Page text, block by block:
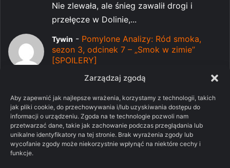
Zarządzaj zgodą
Aby zapewnić jak najlepsze wrażenia, korzystamy z technologii, takich
jak pliki cookie, do przechowywania i/lub uzyskiwania dostępu do
informacji o urządzeniu. Zgoda na te technologie pozwoli nam
przetwarzać dane, takie jak zachowanie podczas przeglądania lub
unikalne identyfikatory na tej stronie. Brak wyrażenia zgody lub
wycofanie zgody może niekorzystnie wpłynąć na niektóre cechy i
funkcje.
Nie zlewała, ale śnieg zawalił drogi i
przełęcze w Dolinie,...
Tywin - Pomylone Analizy: Ród smoka,
sezon 3, odcinek 7 – „Smok w zimie”
[SPOILERY]
Serial właśnie przeskoczł smoka i zmierza
w coraz głupszym k...
Robert Snow -Pomylone Analizy: Ród
smoka, sezon 3, odcinek 7 – „Smok w
zimie” [SPOILERY]
05/08/2026